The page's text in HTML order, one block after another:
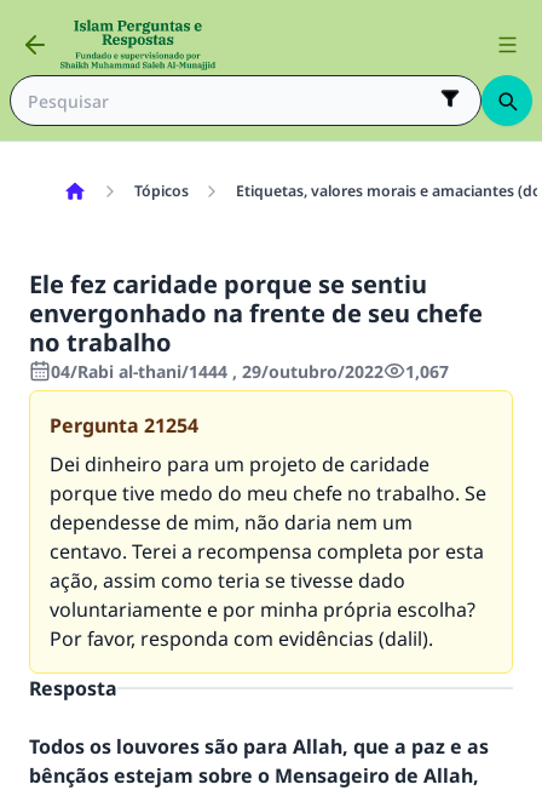
Tópicos Etiquetas, valores morais e amaciantes
Ele fez caridade porque se sentiu
envergonhado na frente de seu chefe
no trabalho
04/Rabi al-thani/1444 , 29/outubro/2022 1,067
Pergunta 21254
Dei dinheiro para um projeto de caridade
porque tive medo do meu chefe no trabalho. Se
dependesse de mim, não daria nem um
centavo. Terei a recompensa completa por esta
ação, assim como teria se tivesse dado
voluntariamente e por minha própria escolha?
Por favor, responda com evidências (dalil).
Resposta
Todos os louvores são para Allah, que a paz e as
bênçãos estejam sobre o Mensageiro de Allah,